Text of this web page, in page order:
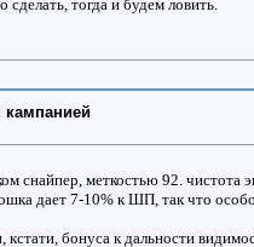
сделать, тогда и будем ловить.
кампанией
снайпер, меткостью 92.
дает 7-10% к ШП, так что
бонуса к дальности